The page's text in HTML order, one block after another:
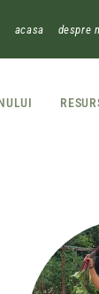
acasa despre